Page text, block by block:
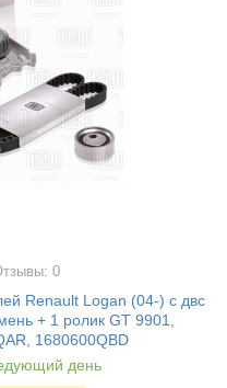
0
Renault Logan (04-) с двс
+ 1 ролик GT 9901,
1680600QBD
день